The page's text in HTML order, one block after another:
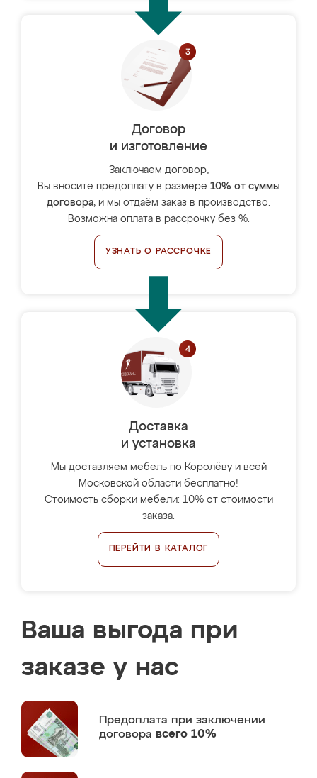
Договор
и изготовление
Заключаем договор,
Вы вносите предоплату в размере 10% от суммы
договора, и мы отдаём заказ в производство.
Возможна оплата в рассрочку без %.
УЗНАТЬ О РАССРОЧКЕ
Доставка
и установка
Мы доставляем мебель по Королёву и всей
Московской области бесплатно!
Стоимость сборки мебели: 10% от стоимости
заказа.
ПЕРЕЙТИ В КАТАЛОГ
Ваша выгода при
заказе у нас
Предоплата при заключении
договора всего 10%